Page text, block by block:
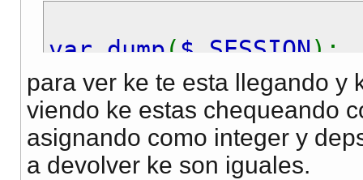
var_dump ( $_SESSION );
para ver ke te esta llegando y
viendo ke estas chequeando
asignando como integer y
a devolver ke son iguales.